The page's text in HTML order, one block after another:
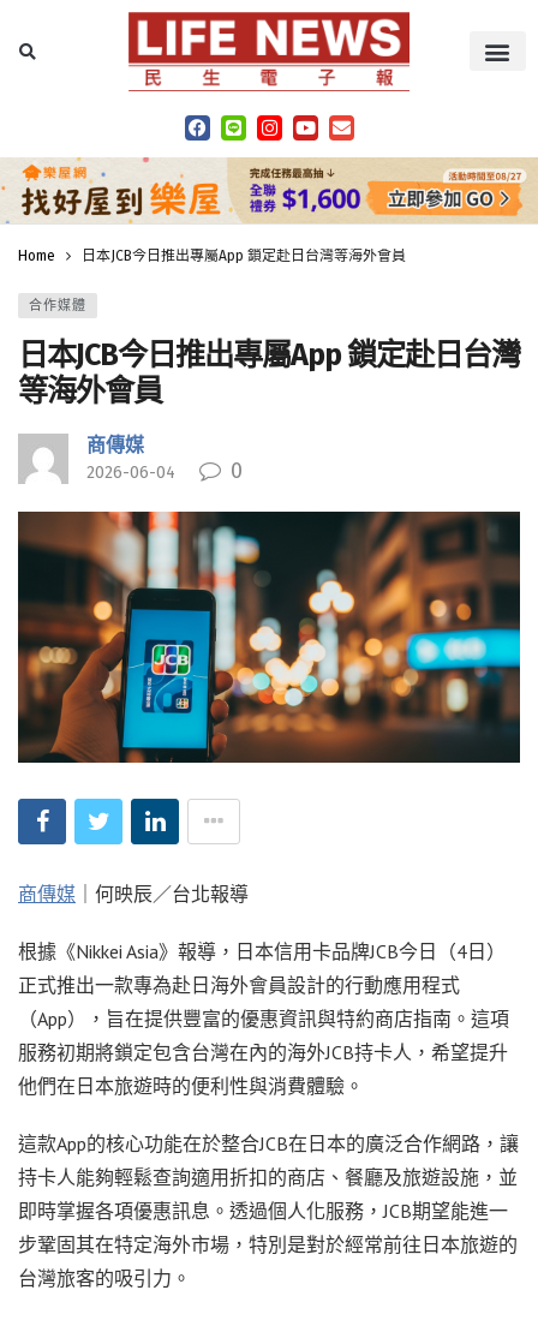
Home 日本JCB今日推出專屬App 鎖定赴日台灣等海外會員
合作媒體
日本JCB今日推出專屬App 鎖定赴日台灣
等海外會員
商傳媒
2026-06-04 0
商傳媒 ｜何映辰／台北報導
根據《Nikkei Asia》報導，日本信用卡品牌JCB今日（4日）
正式推出一款專為赴日海外會員設計的行動應用程式
（App），旨在提供豐富的優惠資訊與特約商店指南。這項
服務初期將鎖定包含台灣在內的海外JCB持卡人，希望提升
他們在日本旅遊時的便利性與消費體驗。
這款App的核心功能在於整合JCB在日本的廣泛合作網路，讓
持卡人能夠輕鬆查詢適用折扣的商店、餐廳及旅遊設施，並
即時掌握各項優惠訊息。透過個人化服務，JCB期望能進一
步鞏固其在特定海外市場，特別是對於經常前往日本旅遊的
台灣旅客的吸引力。